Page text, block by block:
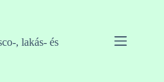
, lakás- és